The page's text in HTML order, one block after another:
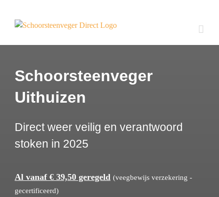
inhoud
Schoorsteenveger
Uithuizen
Direct weer veilig en verantwoord
stoken in 2025
Al vanaf € 39,50 geregeld (veegbewijs verzekering -
gecertificeerd)